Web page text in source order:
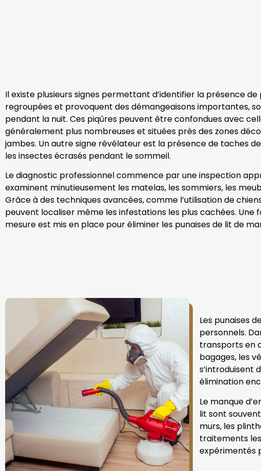
Il existe plusieurs signes permettant d’identifier la présence de
regroupées et provoquent des démangeaisons importantes,
pendant la nuit. Ces piqûres peuvent être confondues avec
généralement plus nombreuses et situées près des zones
jambes. Un autre signe révélateur est la présence de taches
les insectes écrasés pendant le sommeil.
Le diagnostic professionnel commence par une inspection
examinent minutieusement les matelas, les sommiers, les
Grâce à des techniques avancées, comme l’utilisation de
peuvent localiser même les infestations les plus cachées. Une
mesure est mis en place pour éliminer les punaises de lit de
Les punaises
personnels.
transports en
bagages, les
s’introduisent
élimination
Le manque
lit sont
murs, les
traitements
expérimentés